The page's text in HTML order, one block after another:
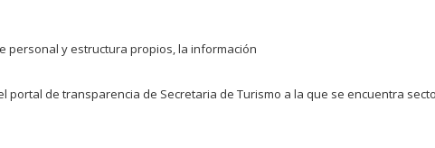
personal y estructura propios, la información
de transparencia de Secretaria de Turismo a la que se encuentra